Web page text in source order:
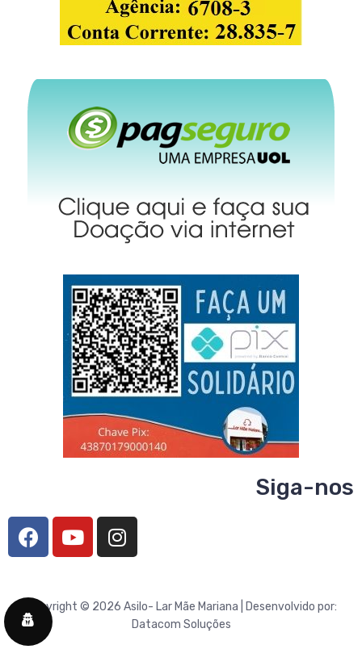
Siga-nos
Copyright © 2026 Asilo- Lar Mãe Mariana | Desenvolvido por:
Datacom Soluções